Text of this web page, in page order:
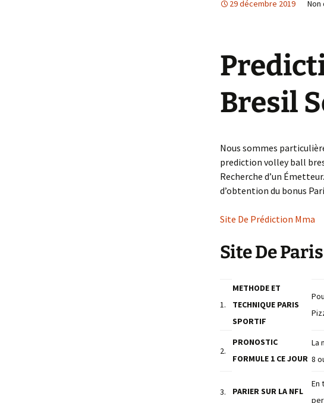
29 décembre 2019 Non
Bresil
Nous sommes
prediction volley ball
Recherche d’un
d’obtention du bonus
Site De Prédiction Mma
Site De
1.
METHODE ET
TECHNIQUE PARIS
SPORTIF
2.
PRONOSTIC
FORMULE 1 CE JOUR
La
8
3. PARIER SUR LA NFL
En